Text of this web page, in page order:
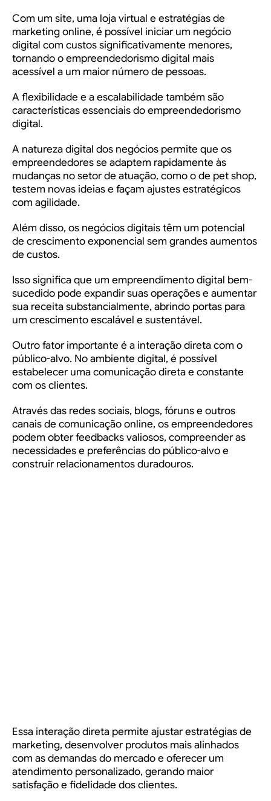
Com um site, uma loja virtual e estratégias de
marketing online, é possível iniciar um negócio
digital com custos significativamente menores,
tornando o empreendedorismo digital mais
acessível a um maior número de pessoas.
A flexibilidade e a escalabilidade também são
características essenciais do empreendedorismo
digital.
A natureza digital dos negócios permite que os
empreendedores se adaptem rapidamente às
mudanças no setor de atuação, como o de pet shop,
testem novas ideias e façam ajustes estratégicos
com agilidade.
Além disso, os negócios digitais têm um potencial
de crescimento exponencial sem grandes aumentos
de custos.
Isso significa que um empreendimento digital bem-
sucedido pode expandir suas operações e aumentar
sua receita substancialmente, abrindo portas para
um crescimento escalável e sustentável.
Outro fator importante é a interação direta com o
público-alvo. No ambiente digital, é possível
estabelecer uma comunicação direta e constante
com os clientes.
Através das redes sociais, blogs, fóruns e outros
canais de comunicação online, os empreendedores
podem obter feedbacks valiosos, compreender as
necessidades e preferências do público-alvo e
construir relacionamentos duradouros.
Essa interação direta permite ajustar estratégias de
marketing, desenvolver produtos mais alinhados
com as demandas do mercado e oferecer um
atendimento personalizado, gerando maior
satisfação e fidelidade dos clientes.